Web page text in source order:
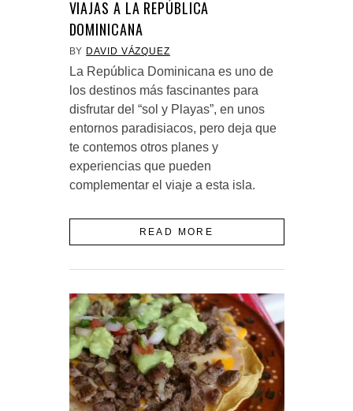
VIAJAS A LA REPÚBLICA
DOMINICANA
BY DAVID VÁZQUEZ
La República Dominicana es uno de
los destinos más fascinantes para
disfrutar del “sol y Playas”, en unos
entornos paradisiacos, pero deja que
te contemos otros planes y
experiencias que pueden
complementar el viaje a esta isla.
READ MORE